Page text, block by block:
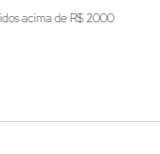
Enviamos para todo o Brasil